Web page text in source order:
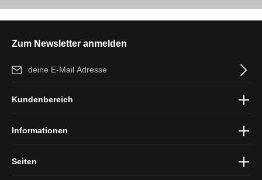
Zum Newsletter anmelden
E-Mail-Adresse*
und dieAGBgelesen und bin mit ihnen einverstanden.
Kundenbereich
Informationen
Seiten